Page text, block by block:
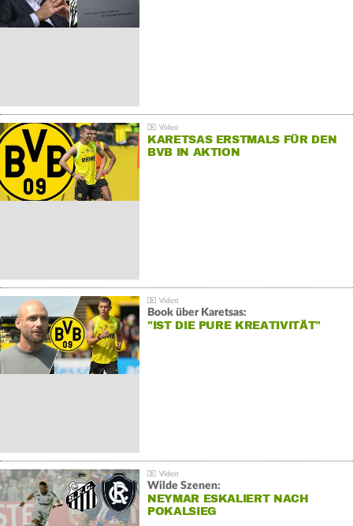
KARETSAS ERSTMALS FÜR DEN
BVB IN AKTION
Book über Karetsas:
"IST DIE PURE KREATIVITÄT"
Wilde Szenen:
NEYMAR ESKALIERT NACH
POKALSIEG